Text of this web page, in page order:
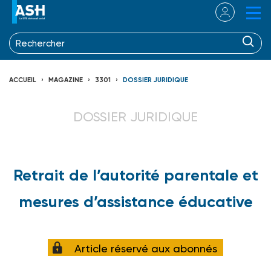
ACCUEIL MAGAZINE 3301 DOSSIER JURIDIQUE
DOSSIER JURIDIQUE
Retrait de l’autorité parentale et
mesures d’assistance éducative
Article réservé aux abonnés